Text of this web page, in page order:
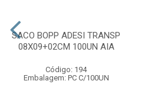
SACO BOPP ADESI TRANSP
08X09+02CM 100UN AIA
Código: 194
Embalagem: PC C/100UN